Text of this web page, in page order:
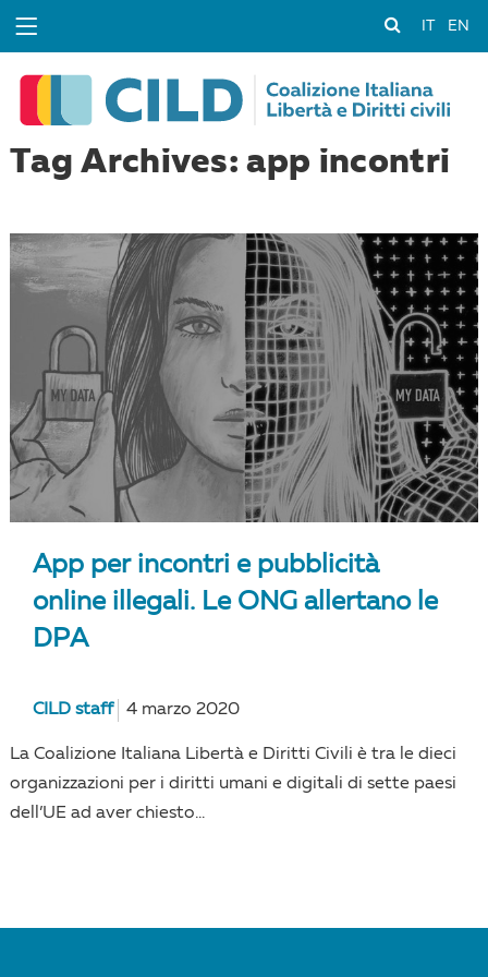
EN
Tag Archives: app incontri
App per incontri e pubblicità
online illegali. Le ONG allertano le
DPA
CILD staff 4 marzo 2020
La Coalizione Italiana Libertà e Diritti Civili è tra le dieci
organizzazioni per i diritti umani e digitali di sette paesi
dell’UE ad aver chiesto...